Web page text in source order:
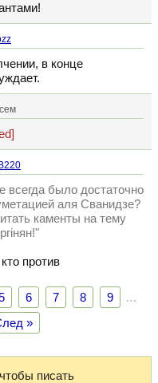
в конце
всегда было достаточно
аля Сванидзе?
каменты на тему
против
6 7 8 9
…
»
чтобы писать